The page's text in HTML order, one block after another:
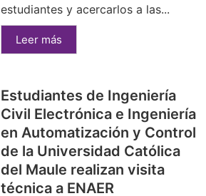
estudiantes y acercarlos a las...
Leer más
Estudiantes de Ingeniería
Civil Electrónica e Ingeniería
en Automatización y Control
de la Universidad Católica
del Maule realizan visita
técnica a ENAER